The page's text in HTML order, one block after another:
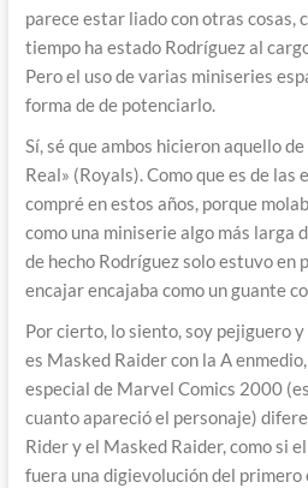
parece estar liado con otras cosas,
tiempo ha estado Rodríguez al
Pero el uso de varias miniseries
forma de de potenciarlo.
Sí, sé que ambos hicieron aquello
Real» (Royals). Como que es de las
compré en estos años, porque
como una miniserie algo más larga
de hecho Rodríguez solo estuvo en
encajar encajaba como un guante
Por cierto, lo siento, soy pejiguero
es Masked Raider con la A
especial de Marvel Comics 2000
cuanto apareció el personaje)
Rider y el Masked Raider, como si
fuera una digievolución del primero